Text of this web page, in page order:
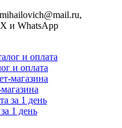
и WhatsApp
и оплата
1 день